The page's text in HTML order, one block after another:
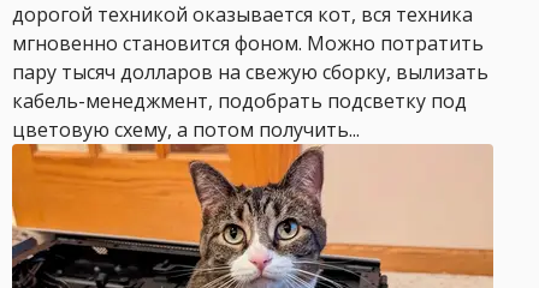
дорогой техникой оказывается кот, вся техника
мгновенно становится фоном. Можно потратить
пару тысяч долларов на свежую сборку, вылизать
кабель-менеджмент, подобрать подсветку под
цветовую схему, а потом получить...